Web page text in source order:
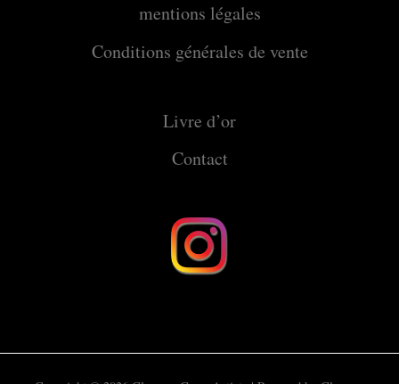
mentions légales
Conditions générales de vente
Livre d’or
Contact